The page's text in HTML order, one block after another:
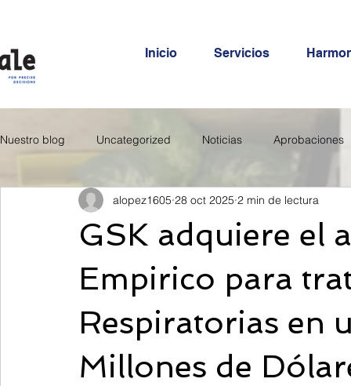
Inicio Servicios
Nuestro blog Uncategorized Noticias Aprobaciones
GSK adquiere el
Empirico para
Respiratorias en
Millones de
alopez1605 28 oct 2025 2 min de lectura